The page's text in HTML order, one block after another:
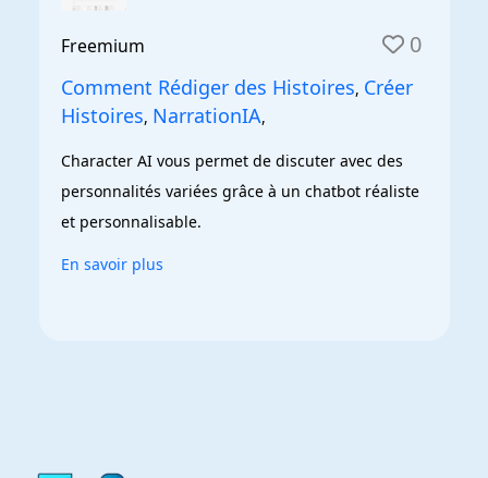
Freemium 0
Comment Rédiger des Histoires, Créer
Histoires, NarrationIA,
Character AI vous permet de discuter avec des
personnalités variées grâce à un chatbot réaliste
et personnalisable.
En savoir plus